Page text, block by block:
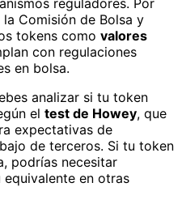
reguladores. Por
Comisión de Bolsa y
tokens como valores
con regulaciones
en bolsa.
analizar si tu token
el test de Howey, que
expectativas de
de terceros. Si tu token
podrías necesitar
equivalente en otras